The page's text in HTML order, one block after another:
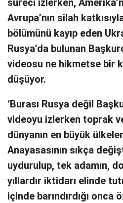
süreci izlerken,
Avrupa’nın silah
bölümünü kayıp eden
Rusya’da bulunan
videosu ne hikmetse bir
düşüyor.
‘Burası Rusya değil
videoyu izlerken toprak
dünyanın en büyük
Anayasasının sıkça
uydurulup, tek adamın,
yıllardır iktidarı elinde
içinde barındırdığı